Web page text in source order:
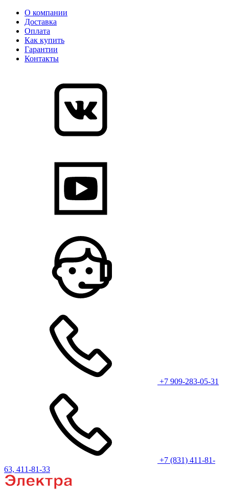
О компании
Доставка
Оплата
Как купить
Гарантии
Контакты
+7 909-283-05-31
+7 (831) 411-81-
63, 411-81-33